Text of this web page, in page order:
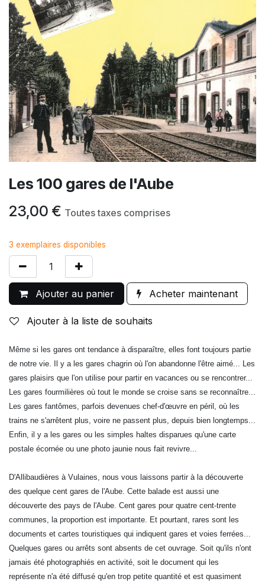
Les 100 gares de l'Aube
23,00 € Toutes taxes comprises
3 exemplaires disponibles
Ajouter au panier Acheter maintenant
Ajouter à la liste de souhaits
Même si les gares ont tendance à disparaître, elles font toujours partie
de notre vie. Il y a les gares chagrin où l'on abandonne l'être aimé... Les
gares plaisirs que l'on utilise pour partir en vacances ou se rencontrer...
Les gares fourmilières où tout le monde se croise sans se reconnaître...
Les gares fantômes, parfois devenues chef-d'œuvre en péril, où les
trains ne s'arrêtent plus, voire ne passent plus, depuis bien longtemps...
Enfin, il y a les gares ou les simples haltes disparues qu'une carte
postale écornée ou une photo jaunie nous fait revivre...
D'Allibaudières à Vulaines, nous vous laissons partir à la découverte
des quelque cent gares de l'Aube. Cette balade est aussi une
découverte des pays de l'Aube. Cent gares pour quatre cent-trente
communes, la proportion est importante. Et pourtant, rares sont les
documents et cartes touristiques qui indiquent gares et voies ferrées...
Quelques gares ou arrêts sont absents de cet ouvrage. Soit qu'ils n'ont
jamais été photographiés en activité, soit le document qui les
représente n'a été diffusé qu'en trop petite quantité et est quasiment